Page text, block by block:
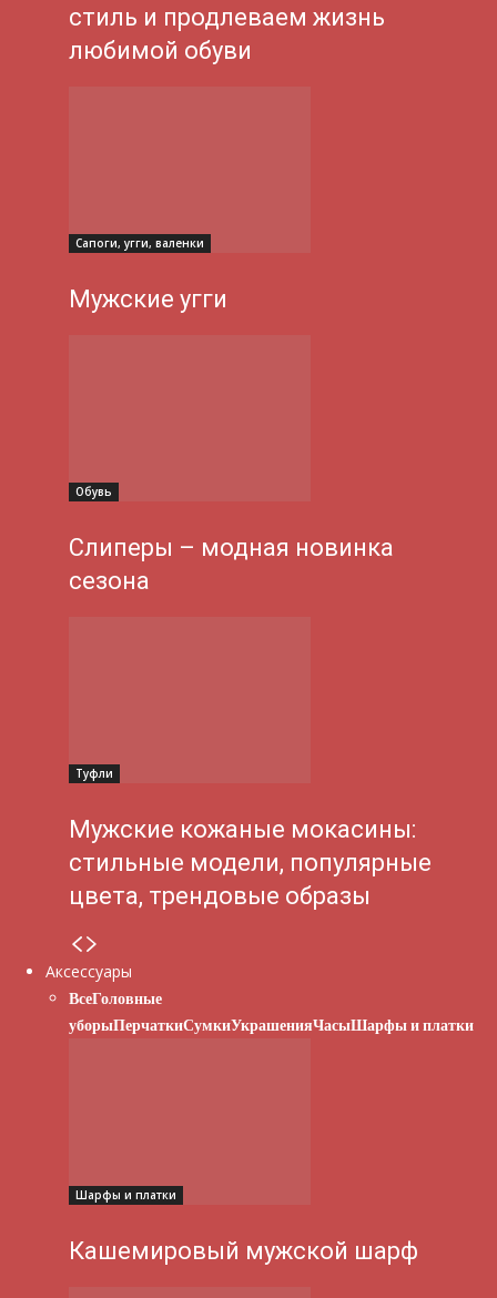
стиль и продлеваем жизнь
любимой обуви
Сапоги, угги, валенки
Мужские угги
Обувь
Слиперы – модная новинка
сезона
Туфли
Мужские кожаные мокасины:
стильные модели, популярные
цвета, трендовые образы
Аксессуары
ВсеГоловные
уборыПерчаткиСумкиУкрашенияЧасыШарфы и платки
Шарфы и платки
Кашемировый мужской шарф